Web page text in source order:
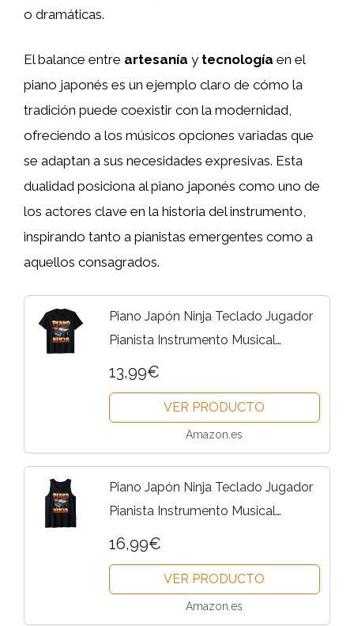
o dramáticas.
El balance entre artesanía y tecnología en el
piano japonés es un ejemplo claro de cómo la
tradición puede coexistir con la modernidad,
ofreciendo a los músicos opciones variadas que
se adaptan a sus necesidades expresivas. Esta
dualidad posiciona al piano japonés como uno de
los actores clave en la historia del instrumento,
inspirando tanto a pianistas emergentes como a
aquellos consagrados.
Piano Japón Ninja Teclado Jugador
Pianista Instrumento Musical
Camiseta
13,99€
VER PRODUCTO
Amazon.es
Piano Japón Ninja Teclado Jugador
Pianista Instrumento Musical
Camiseta sin Mangas
16,99€
VER PRODUCTO
Amazon.es